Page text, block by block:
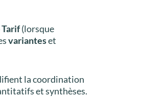
Tarif(lorsque
varianteset
la coordination
et synthèses.